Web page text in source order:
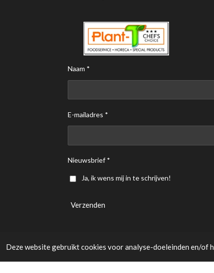
Deze website gebruikt cookies voor analyse-doeleinden en/of
Naam *
E-mailadres *
Nieuwsbrief *
Ja, ik wens mij in te schrijven!
Verzenden